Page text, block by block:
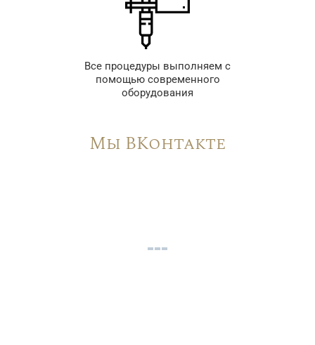
Все процедуры выполняем с
помощью современного
оборудования
Мы ВКонтакте